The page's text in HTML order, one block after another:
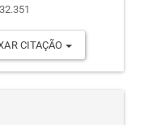
CITAÇÃO